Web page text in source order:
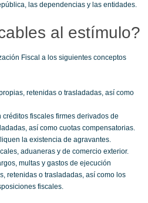
las dependencias y las entidades.
al estímulo?
Fiscal a los siguientes conceptos
retenidas o trasladadas, así como
fiscales firmes derivados de
así como cuotas compensatorias.
la existencia de agravantes.
aduaneras y de comercio exterior.
multas y gastos de ejecución
retenidas o trasladadas, así como los
fiscales.